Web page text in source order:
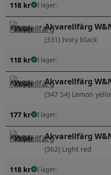
118 kr I lager:
Akvarellfärg
(331) Ivory black
118 kr I lager:
Akvarellfärg
(347 S4) Lemon
177 kr I lager:
Akvarellfärg
(362) Light red
118 kr I lager: